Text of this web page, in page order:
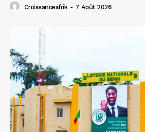
Croissanceafrik - 7 Août 2026